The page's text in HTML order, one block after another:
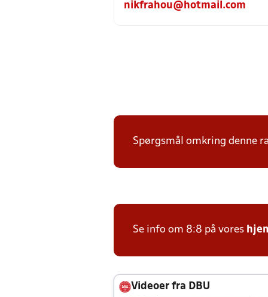
nikfrahou@hotmail.com
Spørgsmål omkring denne
Se info om 8:8 på vores
Videoer fra DBU